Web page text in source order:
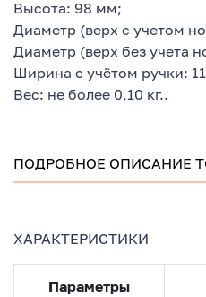
Высота: 98 мм;
Диаметр (верх с учетом
Диаметр (верх без учета
Ширина с учётом ручки:
Вес: не более 0,10 кг..
ПОДРОБНОЕ ОПИСАНИЕ
ХАРАКТЕРИСТИКИ
Параметры